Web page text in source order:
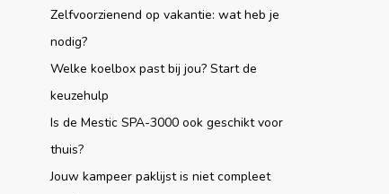
Zelfvoorzienend op vakantie: wat heb je
nodig?
Welke koelbox past bij jou? Start de
keuzehulp
Is de Mestic SPA-3000 ook geschikt voor
thuis?
Jouw kampeer paklijst is niet compleet